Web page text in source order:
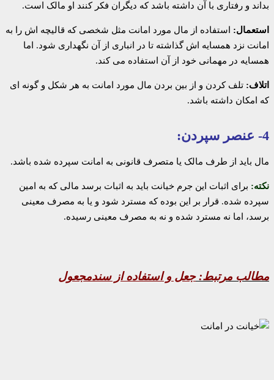
بداند و رفتاری با آن داشته باشد که دیگران فکر کنند او مالک است.
استعمال: استفاده از مال مورد امانت مثل شخصی که قالیچه اش را به
امانت نزد همسایه اش گذاشته تا در انباری از آن نگهداری شود. اما
همسایه در مهمانی خود از آن استفاده می کند.
اتلاف: تلف کردن و از بین بردن مال مورد امانت به هر شکل و گونه ای
که امکان داشته باشد.
4- عنصر سپردن:
مال باید از طرف مالک یا متصرف قانونی به امانت سپرده شده باشد.
نکته: برای اثبات این جرم خیانت باید به اثبات برسد مالی که به امین
سپرده شده. قرار بر این بوده که مسترد شود و یا به مصرف معینی
برسد، اما نه مسترد شده و نه به مصرف معینی رسیده.
مطالب مرتبط:جعل و استفاده از سندمجعول